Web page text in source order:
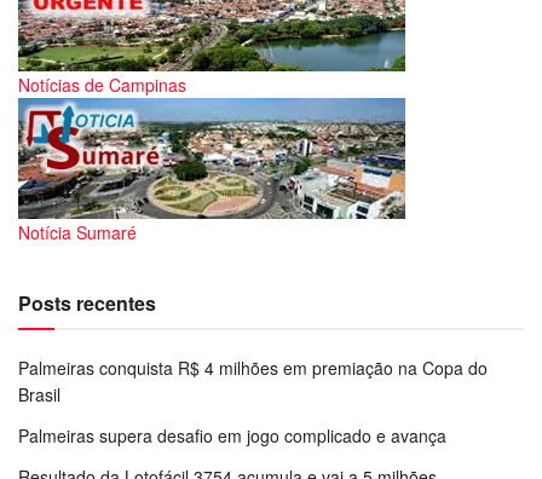
Notícias de Campinas
Notícia Sumaré
Posts recentes
Palmeiras conquista R$ 4 milhões em premiação na Copa do
Brasil
Palmeiras supera desafio em jogo complicado e avança